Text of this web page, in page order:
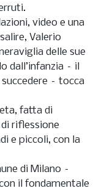
video e una
Valerio
delle sue
dall’infanzia – il
– tocca
fatta di
riflessione
e piccoli, con la
di Milano –
il fondamentale